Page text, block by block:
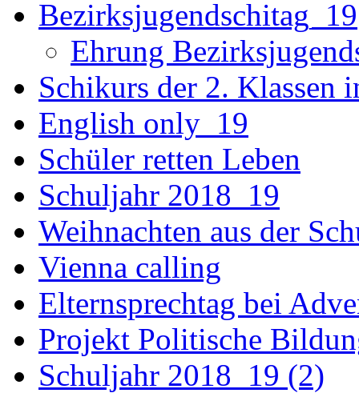
Bezirksjugendschitag_19
Ehrung
Schikurs der 2. Klassen
English only_19
Schüler retten Leben
Schuljahr 2018_19
Weihnachten aus der
Vienna calling
Elternsprechtag bei
Projekt Politische
Schuljahr 2018_19 (2)